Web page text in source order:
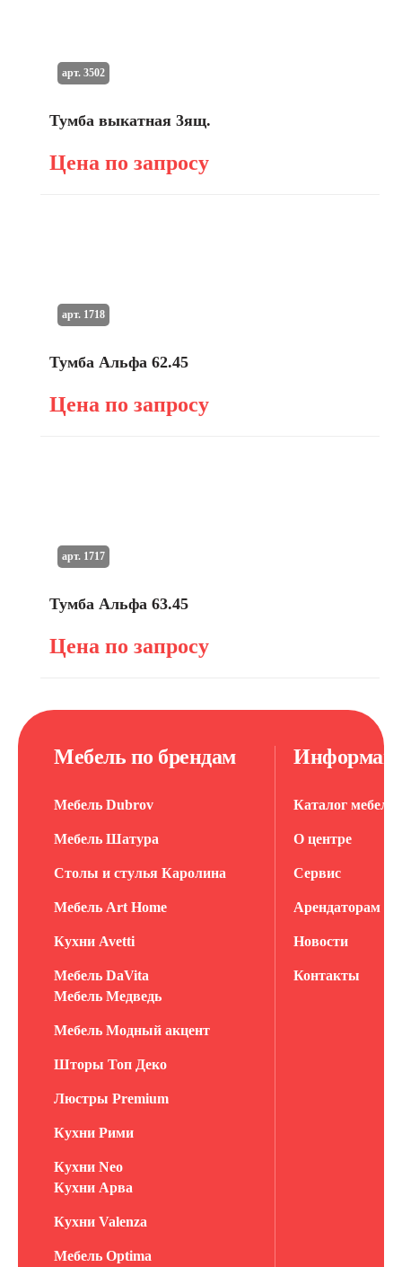
Тумба выкатная 3ящ.
Цена по запросу
арт. 3502
Тумба Альфа 62.45
Цена по запросу
арт. 1718
Тумба Альфа 63.45
Цена по запросу
арт. 1717
Мебель по брендам
Мебель Dubrov
Мебель Шатура
Столы и стулья Каролина
Мебель Art Home
Кухни Avetti
Мебель DaVita
Мебель Медведь
Мебель Модный акцент
Шторы Топ Деко
Люстры Premium
Кухни Рими
Кухни Neo
Кухни Арва
Кухни Valenza
Мебель Optima
Каталог мебели
О центре
Сервис
Арендаторам
Новости
Контакты